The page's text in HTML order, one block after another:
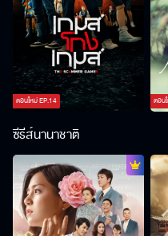
ตอนใหม่EP.14 ตอน
ซีรีส์นานาชาติ